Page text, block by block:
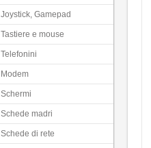
Joystick, Gamepad
Tastiere e mouse
Telefonini
Modem
Schermi
Schede madri
Schede di rete